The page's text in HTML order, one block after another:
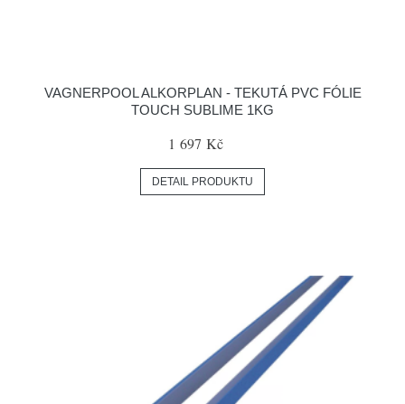
VAGNERPOOL ALKORPLAN - TEKUTÁ PVC FÓLIE
TOUCH SUBLIME 1KG
1 697 Kč
DETAIL PRODUKTU